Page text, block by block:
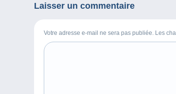
Laisser un commentaire
Votre adresse e-mail ne sera pas publiée. Les